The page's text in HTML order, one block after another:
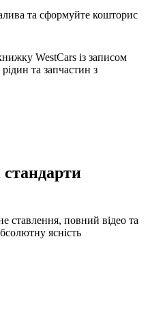
та сформуйте кошторис
WestCars із записом
та запчастин з
ставлення, повний відео та
ясність